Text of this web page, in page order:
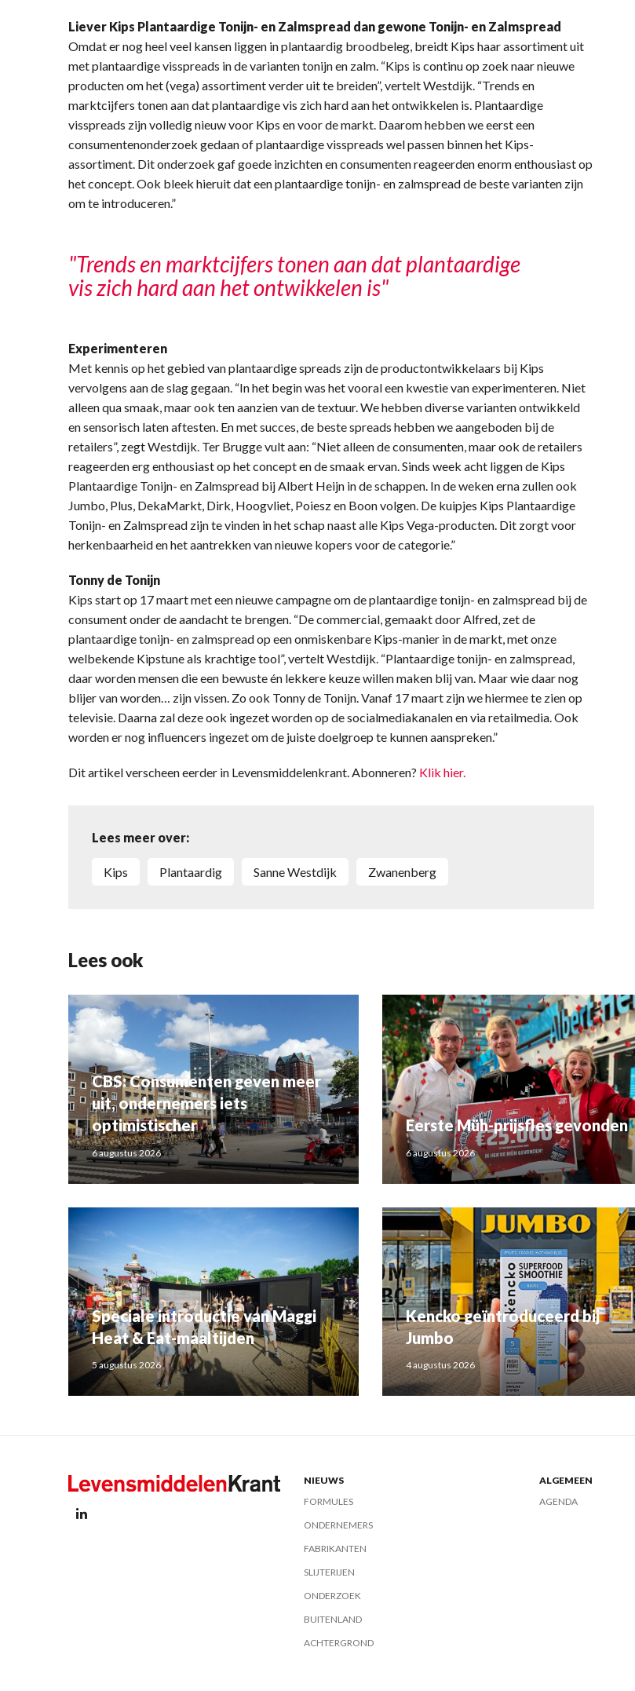
Liever Kips Plantaardige Tonijn- en Zalmspread dan gewone Tonijn- en Zalmspread
Omdat er nog heel veel kansen liggen in plantaardig broodbeleg, breidt Kips haar assortiment uit
met plantaardige visspreads in de varianten tonijn en zalm. “Kips is continu op zoek naar nieuwe
producten om het (vega) assortiment verder uit te breiden”, vertelt Westdijk. “Trends en
marktcijfers tonen aan dat plantaardige vis zich hard aan het ontwikkelen is. Plantaardige
visspreads zijn volledig nieuw voor Kips en voor de markt. Daarom hebben we eerst een
consumentenonderzoek gedaan of plantaardige visspreads wel passen binnen het Kips-
assortiment. Dit onderzoek gaf goede inzichten en consumenten reageerden enorm enthousiast op
het concept. Ook bleek hieruit dat een plantaardige tonijn- en zalmspread de beste varianten zijn
om te introduceren.”
"Trends en marktcijfers tonen aan dat plantaardige
vis zich hard aan het ontwikkelen is"
Experimenteren
Met kennis op het gebied van plantaardige spreads zijn de productontwikkelaars bij Kips
vervolgens aan de slag gegaan. “In het begin was het vooral een kwestie van experimenteren. Niet
alleen qua smaak, maar ook ten aanzien van de textuur. We hebben diverse varianten ontwikkeld
en sensorisch laten aftesten. En met succes, de beste spreads hebben we aangeboden bij de
retailers”, zegt Westdijk. Ter Brugge vult aan: “Niet alleen de consumenten, maar ook de retailers
reageerden erg enthousiast op het concept en de smaak ervan. Sinds week acht liggen de Kips
Plantaardige Tonijn- en Zalmspread bij Albert Heijn in de schappen. In de weken erna zullen ook
Jumbo, Plus, DekaMarkt, Dirk, Hoogvliet, Poiesz en Boon volgen. De kuipjes Kips Plantaardige
Tonijn- en Zalmspread zijn te vinden in het schap naast alle Kips Vega-producten. Dit zorgt voor
herkenbaarheid en het aantrekken van nieuwe kopers voor de categorie.”
Tonny de Tonijn
Kips start op 17 maart met een nieuwe campagne om de plantaardige tonijn- en zalmspread bij de
consument onder de aandacht te brengen. “De commercial, gemaakt door Alfred, zet de
plantaardige tonijn- en zalmspread op een onmiskenbare Kips-manier in de markt, met onze
welbekende Kipstune als krachtige tool”, vertelt Westdijk. “Plantaardige tonijn- en zalmspread,
daar worden mensen die een bewuste én lekkere keuze willen maken blij van. Maar wie daar nog
blijer van worden… zijn vissen. Zo ook Tonny de Tonijn. Vanaf 17 maart zijn we hiermee te zien op
televisie. Daarna zal deze ook ingezet worden op de socialmediakanalen en via retailmedia. Ook
worden er nog influencers ingezet om de juiste doelgroep te kunnen aanspreken.”
Dit artikel verscheen eerder in Levensmiddelenkrant. Abonneren? Klik hier.
Lees meer over:
Kips plantaardig Sanne Westdijk Zwanenberg
Lees ook
CBS: Consumenten geven meer
uit, ondernemers iets
optimistischer
6 augustus 2026
Eerste Müh-prijsfles gevonden
6 augustus 2026
Speciale introductie van Maggi
Heat & Eat-maaltijden
5 augustus 2026
Kencko geïntroduceerd bij
Jumbo
4 augustus 2026
NIEUWS
FORMULES
ONDERNEMERS
FABRIKANTEN
SLIJTERIJEN
ONDERZOEK
BUITENLAND
ACHTERGROND
ALGEMEEN
AGENDA